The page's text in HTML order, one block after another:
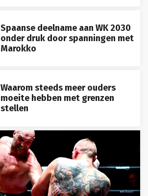
Spaanse deelname aan WK 2030
onder druk door spanningen met
Marokko
Waarom steeds meer ouders
moeite hebben met grenzen
stellen